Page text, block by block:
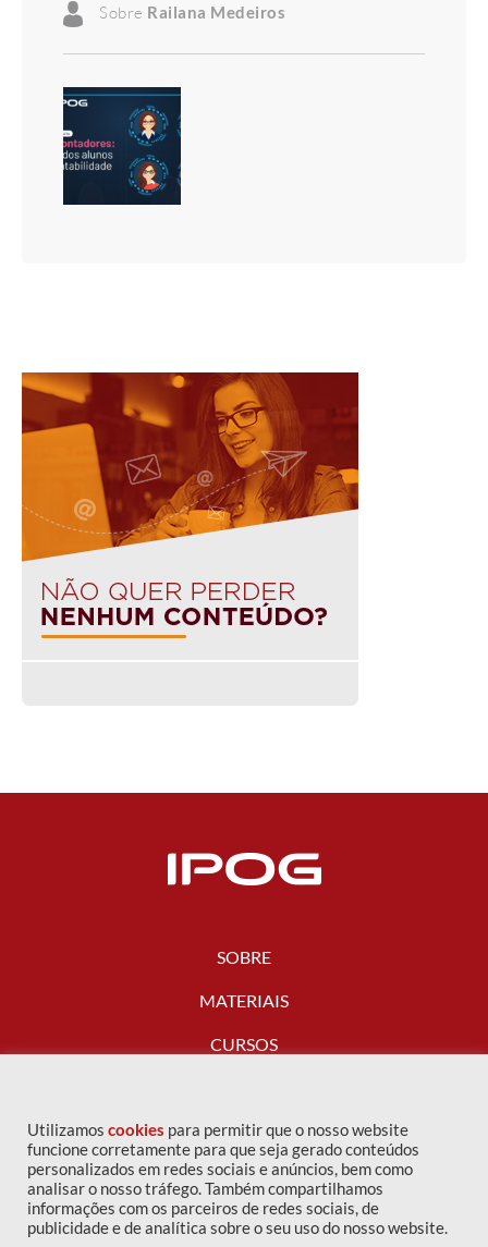
Sobre Railana Medeiros
SOBRE
MATERIAIS
CURSOS
FALE CONOSCO
Utilizamos cookies para permitir que o nosso website
funcione corretamente para que seja gerado conteúdos
personalizados em redes sociais e anúncios, bem como
analisar o nosso tráfego. Também compartilhamos
informações com os parceiros de redes sociais, de
publicidade e de analítica sobre o seu uso do nosso website.